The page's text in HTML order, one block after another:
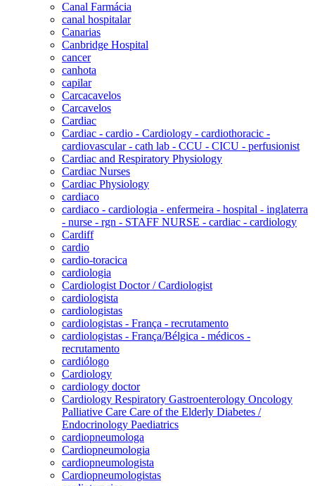
Canal Farmácia
canal hospitalar
Canarias
Canbridge Hospital
cancer
canhota
capilar
Carcacavelos
Carcavelos
Cardiac
Cardiac - cardio - Cardiology - cardiothoracic -
cardiovascular - cath lab - CCU - CICU - perfusionist
Cardiac and Respiratory Physiology
Cardiac Nurses
Cardiac Physiology
cardiaco
cardiaco - cardiologia - enfermeira - hospital - inglaterra
- nurse - rgn - STAFF NURSE - cardiac - cardiology
Cardiff
cardio
cardio-toracica
cardiologia
Cardiologist Doctor / Cardiologist
cardiologista
cardiologistas
cardiologistas - França - recrutamento
cardiologistas - França/Bélgica - médicos -
recrutamento
cardiólogo
Cardiology
cardiology doctor
Cardiology Respiratory Gastroenterology Oncology
Palliative Care Care of the Elderly Diabetes /
Endocrinology Paediatrics
cardiopneumologa
Cardiopneumologia
cardiopneumologista
Cardiopneumologistas